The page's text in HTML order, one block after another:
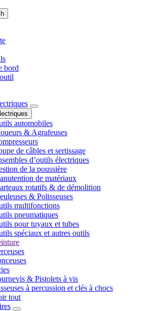
bord
automobiles
& Agrafeuses
de câbles et sertissage
d’outils électriques
de la poussière
de matériaux
rotatifs & de démolition
& Polisseuses
multifonctions
pneumatiques
pour tuyaux et tubes
spéciaux et autres outils
& Pistolets à vis
à percussion et clés à chocs
tout